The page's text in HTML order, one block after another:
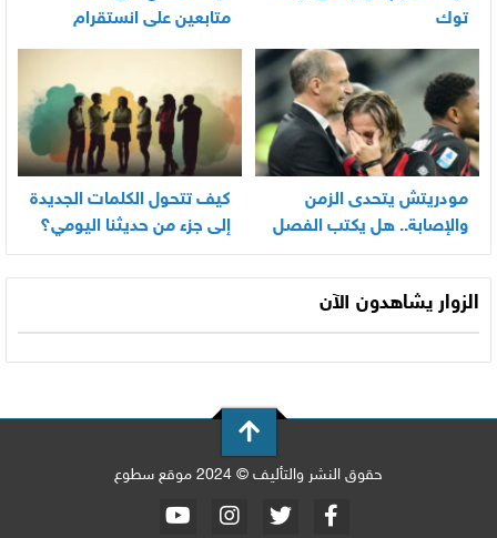
توك
متابعين على انستقرام
بسرعة
مودريتش يتحدى الزمن
والإصابة.. هل يكتب الفصل
الأخير في أسطورته
المونديالية؟
كيف تتحول الكلمات الجديدة
إلى جزء من حديثنا اليومي؟
الزوار يشاهدون الآن
حقوق النشر والتأليف © 2024 موقع سطوع